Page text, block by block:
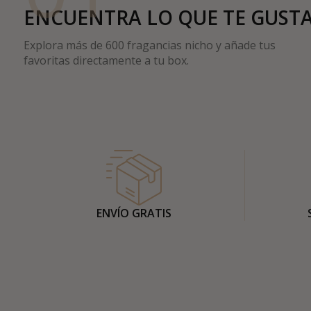
ENCUENTRA LO QUE TE
Explora más de 600 fragancias nicho y añade tus
favoritas directamente a tu box.
ENVÍO GRATIS